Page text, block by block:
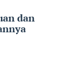
dan